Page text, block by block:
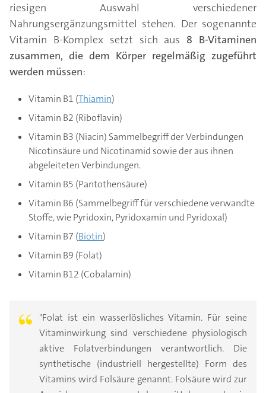
riesigen Auswahl verschiedener
Nahrungsergänzungsmittel stehen. Der sogenannte
Vitamin B-Komplex setzt sich aus 8 B-Vitaminen
zusammen, die dem Körper regelmäßig zugeführt
werden müssen:
Vitamin B1 (Thiamin)
Vitamin B2 (Riboflavin)
Vitamin B3 (Niacin) Sammelbegriff der Verbindungen
Nicotinsäure und Nicotinamid sowie der aus ihnen
abgeleiteten Verbindungen.
Vitamin B5 (Pantothensäure)
Vitamin B6 (Sammelbegriff für verschiedene verwandte
Stoffe, wie Pyridoxin, Pyridoxamin und Pyridoxal)
Vitamin B7 (Biotin)
Vitamin B9 (Folat)
Vitamin B12 (Cobalamin)
"Folat ist ein wasserlösliches Vitamin. Für seine
Vitaminwirkung sind verschiedene physiologisch
aktive Folatverbindungen verantwortlich. Die
synthetische (industriell hergestellte) Form des
Vitamins wird Folsäure genannt. Folsäure wird zur